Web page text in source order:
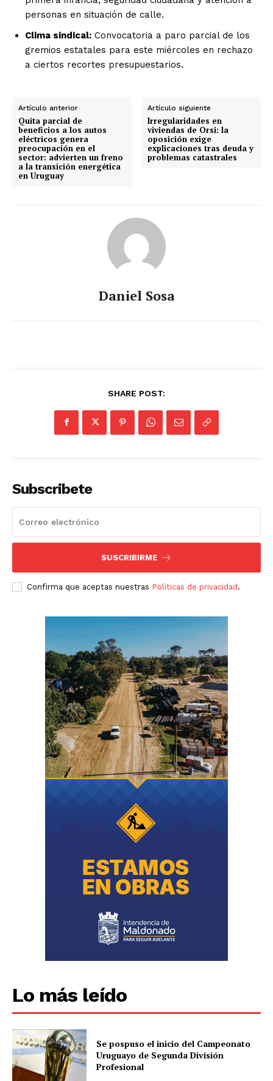
personas en situación de calle.
Clima sindical: Convocatoria a paro parcial de los
gremios estatales para este miércoles en rechazo
a ciertos recortes presupuestarios.
Artículo anterior
Quita parcial de
beneficios a los autos
eléctricos genera
preocupación en el
sector: advierten un freno
a la transición energética
en Uruguay
Artículo siguiente
Irregularidades en
viviendas de Orsi: la
oposición exige
explicaciones tras deuda y
problemas catastrales
Daniel Sosa
SHARE POST:
Subscribete
SUSCRIBIRME
Confirma que aceptas nuestras Politicas de privacidad.
Lo más leído
Se pospuso el inicio del Campeonato
Uruguayo de Segunda División
Profesional